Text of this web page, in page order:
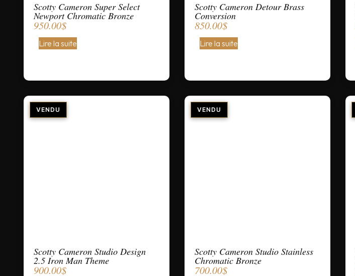
Scotty Cameron Super Select
Newport Chromatic Bronze
950.00$
Lire la suite
Scotty Cameron Detour Brass
Conversion
850.00$
Lire la suite
Scotty Cameron Studio Design
2.5 Iron Man Theme
900.00$
Scotty Cameron Studio Stainless
Chromatic Bronze
700.00$